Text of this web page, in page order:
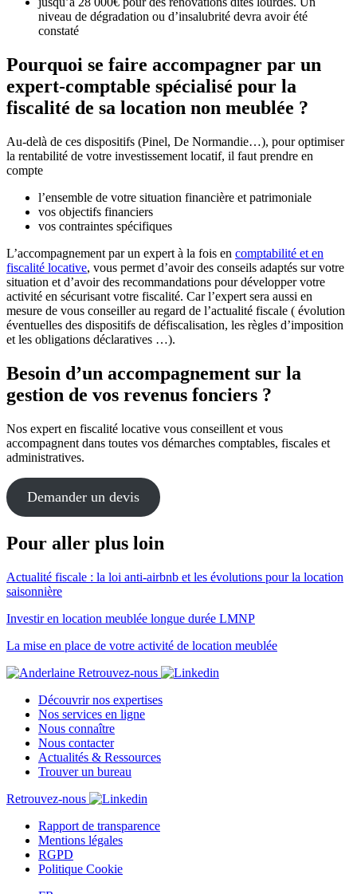
niveau de dégradation ou d’insalubrité devra avoir été
constaté
Pourquoi se faire accompagner par un
expert-comptable spécialisé pour la
fiscalité de sa location non meublée ?
Au-delà de ces dispositifs (Pinel, De Normandie…), pour optimiser
la rentabilité de votre investissement locatif, il faut prendre en
compte
l’ensemble de votre situation financière et patrimoniale
vos objectifs financiers
vos contraintes spécifiques
L’accompagnement par un expert à la fois en comptabilité et en
fiscalité locative, vous permet d’avoir des conseils adaptés sur votre
situation et d’avoir des recommandations pour développer votre
activité en sécurisant votre fiscalité. Car l’expert sera aussi en
mesure de vous conseiller au regard de l’actualité fiscale ( évolution
éventuelles des dispositifs de défiscalisation, les règles d’imposition
et les obligations déclaratives …).
Besoin d’un accompagnement sur la
gestion de vos revenus fonciers ?
Nos expert en fiscalité locative vous conseillent et vous
accompagnent dans toutes vos démarches comptables, fiscales et
administratives.
Demander un devis
Pour aller plus loin
Actualité fiscale : la loi anti-airbnb et les évolutions pour la location
saisonnière
Investir en location meublée longue durée LMNP
La mise en place de votre activité de location meublée
Retrouvez-nous
Découvrir nos expertises
Nos services en ligne
Nous connaître
Nous contacter
Actualités & Ressources
Trouver un bureau
Retrouvez-nous
Rapport de transparence
Mentions légales
RGPD
Politique Cookie